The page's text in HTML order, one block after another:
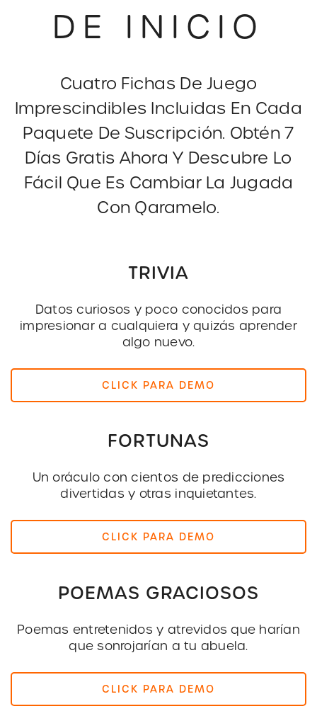
DE INICIO
Cuatro Fichas De Juego
Imprescindibles Incluidas En Cada
Paquete De Suscripción. Obtén 7
Días Gratis Ahora Y Descubre Lo
Fácil Que Es Cambiar La Jugada
Con Qaramelo.
TRIVIA
Datos curiosos y poco conocidos para
impresionar a cualquiera y quizás aprender
algo nuevo.
CLICK PARA DEMO
FORTUNAS
Un oráculo con cientos de predicciones
divertidas y otras inquietantes.
CLICK PARA DEMO
POEMAS GRACIOSOS
Poemas entretenidos y atrevidos que harían
que sonrojarían a tu abuela.
CLICK PARA DEMO